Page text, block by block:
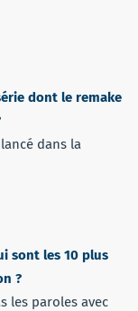
dont le remake
dans la
sont les 10 plus
?
les paroles avec